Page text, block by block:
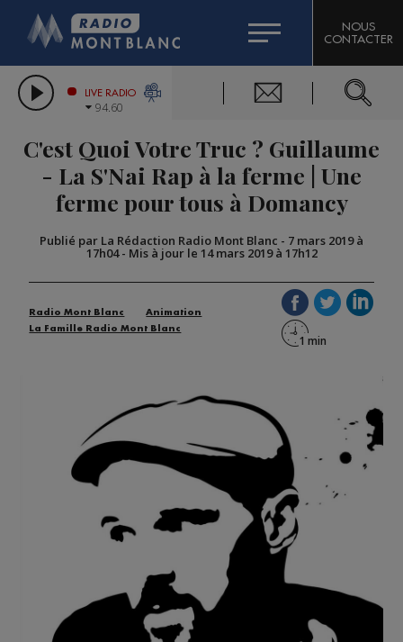
LES CHRONIQUES DE L'EXPERT
CITIZEN MACHINERY
GRAND MASSIF DOMAINES SKIABLES
BIGARD
COMPAGNIE DU MONT-BLANC
NOUS
CONTACTER
LIVE RADIO
94.60
C'est Quoi Votre Truc ? Guillaume
- La S'Nai Rap à la ferme | Une
ferme pour tous à Domancy
Publié par La Rédaction Radio Mont Blanc - 7 mars 2019 à
17h04- Mis à jour le 14 mars 2019 à 17h12
Radio Mont Blanc
Animation
La Famille Radio Mont Blanc